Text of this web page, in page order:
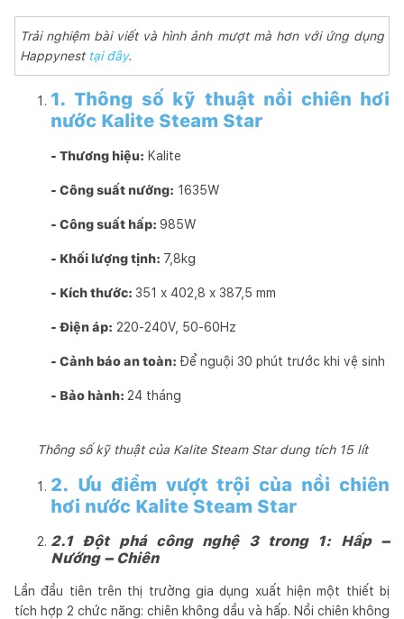
Trải nghiệm bài viết và hình ảnh mượt mà hơn với ứng dụng
Happynest tại đây.
1. Thông số kỹ thuật nồi chiên hơi
nước Kalite Steam Star
- Thương hiệu: Kalite
- Công suất nướng: 1635W
- Công suất hấp: 985W
- Khối lượng tịnh: 7,8kg
- Kích thước: 351 x 402,8 x 387,5 mm
- Điện áp: 220-240V, 50-60Hz
- Cảnh báo an toàn: Để nguội 30 phút trước khi vệ sinh
- Bảo hành: 24 tháng
Thông số kỹ thuật của Kalite Steam Star dung tích 15 lít
2. Ưu điểm vượt trội của nồi chiên
hơi nước Kalite Steam Star
2.1 Đột phá công nghệ 3 trong 1: Hấp –
Nướng – Chiên
Lần đầu tiên trên thị trường gia dụng xuất hiện một thiết bị
tích hợp 2 chức năng: chiên không dầu và hấp. Nồi chiên không